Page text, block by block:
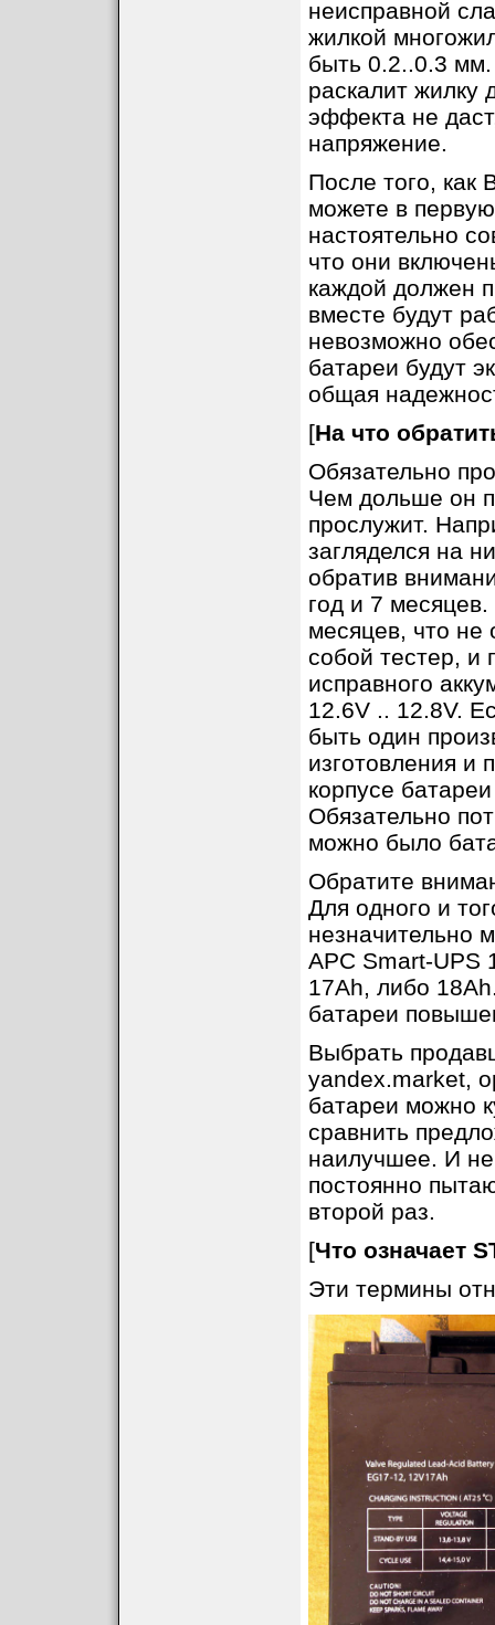
неисправной
жилкой
быть 0.2..0.3 мм.
раскалит жилку
эффекта не
напряжение.
После того, как
можете в
настоятельно
что они
каждой должен
вместе будут
невозможно
батареи будут
общая
[На что
Обязательно
Чем дольше он
прослужит.
загляделся на
обратив
год и 7
месяцев, что не
собой тестер, и
исправного
12.6V .. 12.8V.
быть один
изготовления и
корпусе
Обязательно
можно было
Обратите
Для одного и
незначительно
APC Smart-UPS
17Ah, либо
батареи
Выбрать
yandex.market,
батареи можно
сравнить
наилучшее. И
постоянно
второй раз.
[Что означает
Эти термины